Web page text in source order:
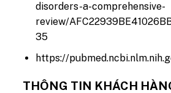
disorders-a-comprehensive-
review/
35
https://
THÔNG TIN KHÁCH